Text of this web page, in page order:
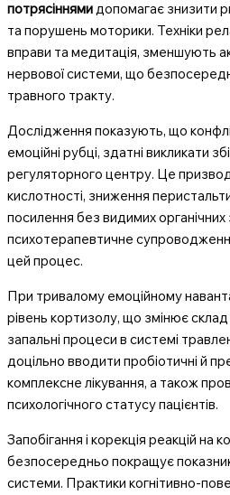
потрясіннямидопомагає знизити
та порушень моторики. Техніки
вправи та медитація, зменшують
нервової системи, що
травного тракту.
Дослідження показують, що
емоційні рубці, здатні викликати
регуляторного центру. Це
кислотності, зниження
посилення без видимих органічних
психотерапевтичне
цей процес.
При тривалому емоційному
рівень кортизолу, що змінює
запальні процеси в системі
доцільно вводити пробіотичні й
комплексне лікування, а також
психологічного статусу пацієнтів.
Запобігання і корекція реакцій на
безпосередньо покращує
системи. Практики когнітивно-